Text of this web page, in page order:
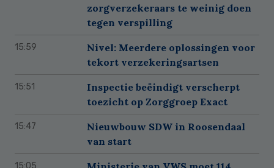
zorgverzekeraars te weinig doen
tegen verspilling
15:59
Nivel: Meerdere oplossingen voor
tekort verzekeringsartsen
15:51
Inspectie beëindigt verscherpt
toezicht op Zorggroep Exact
15:47
Nieuwbouw SDW in Roosendaal
van start
15:05